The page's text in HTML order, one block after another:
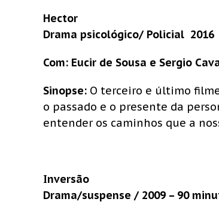
Hector
Drama psicológico/ Policial  2016
Com: Eucir de Sousa e Sergio
Sinopse: O terceiro e último
o passado e o presente da
entender os caminhos que a
Inversão
Drama/suspense / 2009 – 90